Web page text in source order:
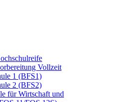
Vollzeit
1 (BFS1)
2 (BFS2)
für Wirtschaft und